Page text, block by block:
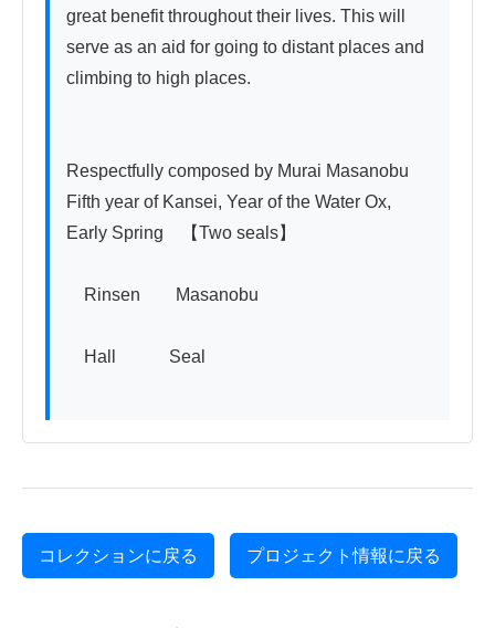
great benefit throughout their lives. This will
serve as an aid for going to distant places and
climbing to high places.
Respectfully composed by Murai Masanobu
Fifth year of Kansei, Year of the Water Ox,
Early Spring　【Two seals】
Rinsen　　Masanobu
Hall　　　Seal
コレクションに戻る プロジェクト情報に戻る